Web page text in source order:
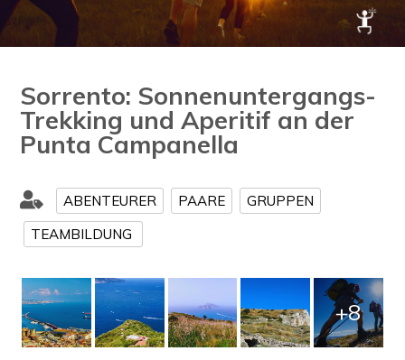
Sorrento: Sonnenuntergangs-
Trekking und Aperitif an der
Punta Campanella
ABENTEURER PAARE
GRUPPEN
TEAMBILDUNG
+8